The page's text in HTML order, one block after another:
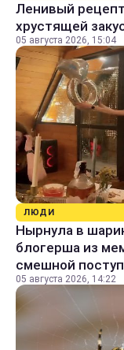
Ленивый
хрустящей
05 августа 2026, 15:04
ЛЮДИ
Нырнула в
блогерша из
смешной
05 августа 2026, 14:22